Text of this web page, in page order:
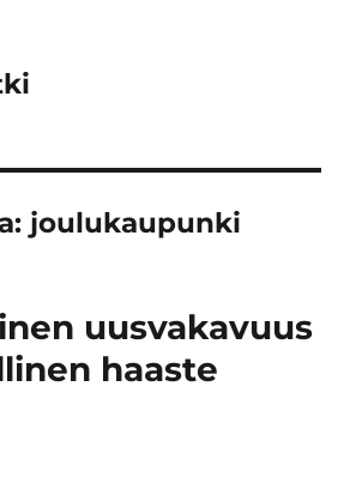
joulukaupunki
uusvakavuus
haaste